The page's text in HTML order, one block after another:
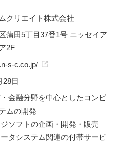
クリエイト株式会社
蒲田5丁目37番1号 ニッセイア
2F
s-c.co.jp/
28日
金融分野を中心としたコンピ
ムの開発
ソフトの企画・開発・販売
タシステム関連の付帯サービ